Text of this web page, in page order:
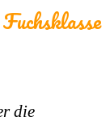
die